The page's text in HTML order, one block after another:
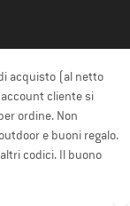
acquisto (al netto
cliente si
ordine. Non
e buoni regalo.
codici. Il buono